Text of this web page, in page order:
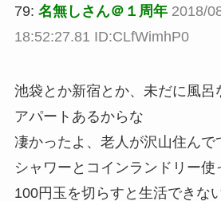
79: 名無しさん＠１周年 2018/
18:52:27.81 ID:CLfWimhP0
池袋とか新宿とか、未だに風呂
アパートあるからな
凄かったよ、老人が沢山住んで
シャワーとコインランドリー使
100円玉を切らすと生活できな